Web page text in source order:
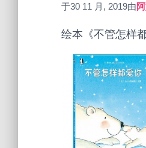
于30 11 月, 2019由
绘本《不管怎样